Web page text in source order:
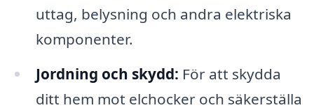
uttag, belysning och andra elektriska
komponenter.
Jordning och skydd: För att skydda
ditt hem mot elchocker och säkerställa